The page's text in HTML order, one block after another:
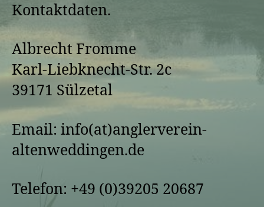
Kontaktdaten.
Albrecht Fromme
Karl-Liebknecht-Str. 2c
39171 Sülzetal
Email: info(at)anglerverein-
altenweddingen.de
Telefon: +49 (0)39205 20687